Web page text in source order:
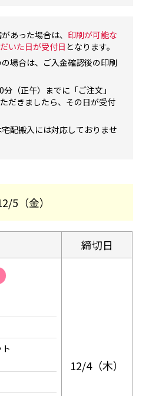
あった場合は、 印刷が可能な
いた日が受付日となります。
場合は、ご入金確認後の印刷
（正午）までに「ご注文」
だきましたら、その日が受付
配搬入には対応しておりませ
5（金）
締切日
12/4（木）